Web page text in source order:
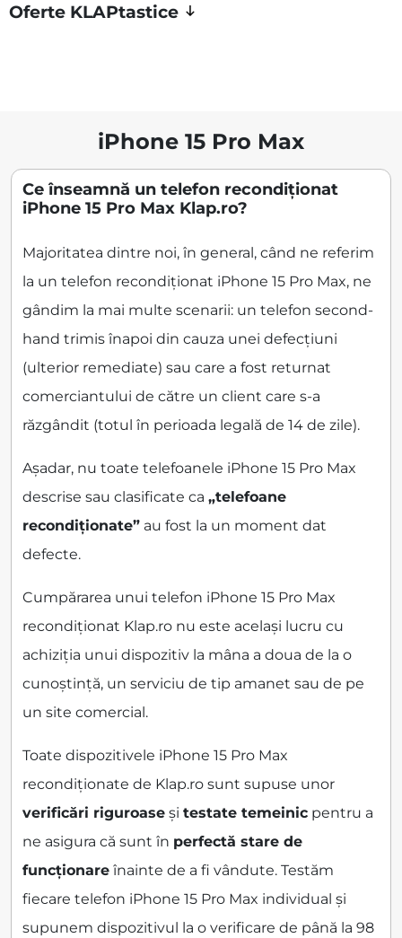
Oferte KLAPtastice
iPhone 15 Pro Max
Ce înseamnă un telefon recondiționat
iPhone 15 Pro Max Klap.ro?
Majoritatea dintre noi, în general, când ne referim
la un telefon recondiționat iPhone 15 Pro Max, ne
gândim la mai multe scenarii: un telefon second-
hand trimis înapoi din cauza unei defecțiuni
(ulterior remediate) sau care a fost returnat
comerciantului de către un client care s-a
răzgândit (totul în perioada legală de 14 de zile).
Așadar, nu toate telefoanele iPhone 15 Pro Max
descrise sau clasificate ca „telefoane
recondiționate” au fost la un moment dat
defecte.
Cumpărarea unui telefon iPhone 15 Pro Max
recondiționat Klap.ro nu este același lucru cu
achiziția unui dispozitiv la mâna a doua de la o
cunoștință, un serviciu de tip amanet sau de pe
un site comercial.
Toate dispozitivele iPhone 15 Pro Max
recondiționate de Klap.ro sunt supuse unor
verificări riguroase și testate temeinic pentru a
ne asigura că sunt în perfectă stare de
funcționare înainte de a fi vândute. Testăm
fiecare telefon iPhone 15 Pro Max individual și
supunem dispozitivul la o verificare de până la 98